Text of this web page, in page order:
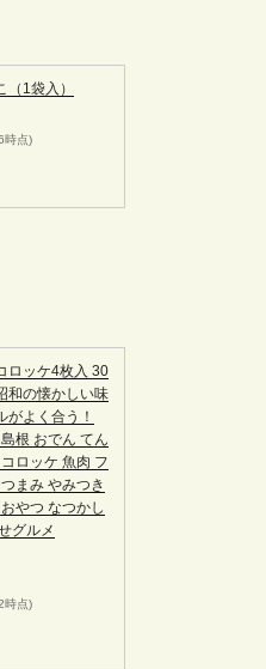
（1袋入）
時点)
ロッケ4枚入 30
和の懐かしい味
がよく合う！
島根 おでん てん
ロッケ 魚肉 フ
まみ やみつき
やつ なつかし
グルメ
時点)